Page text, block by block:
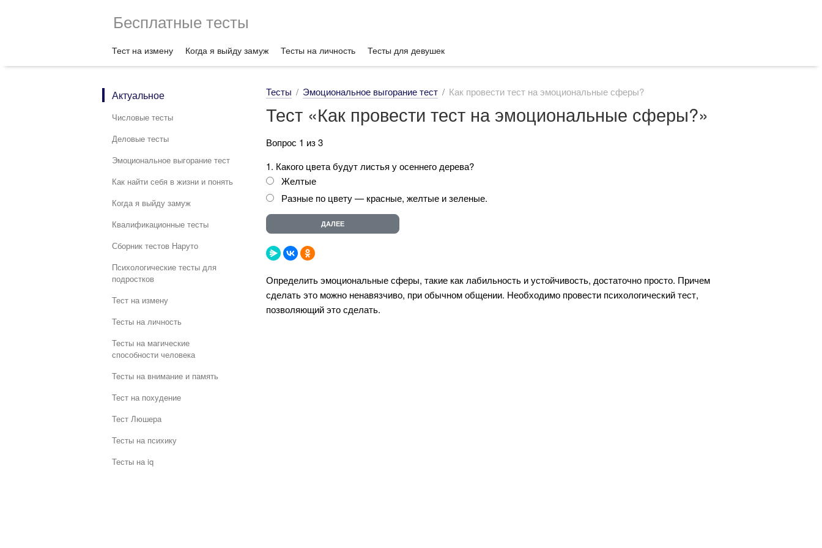
Бесплатные тесты
Тест на измену Когда я выйду замуж Тесты на личность Тесты для девушек
Актуальное
Числовые тесты
Деловые тесты
Эмоциональное выгорание тест
Как найти себя в жизни и понять
Когда я выйду замуж
Квалификационные тесты
Сборник тестов Наруто
Психологические тесты для
подростков
Тест на измену
Тесты на личность
Тесты на магические
способности человека
Тесты на внимание и память
Тест на похудение
Тест Люшера
Тесты на психику
Тесты на iq
Тесты Эмоциональное выгорание тест Как провести тест на эмоциональные сферы?
Тест «Как провести тест на эмоциональные сферы?»
Вопрос 1 из 3
1. Какого цвета будут листья у осеннего дерева?
Желтые
Разные по цвету — красные, желтые и зеленые.
Определить эмоциональные сферы, такие как лабильность и устойчивость, достаточно просто. Причем
сделать это можно ненавязчиво, при обычном общении. Необходимо провести психологический тест,
позволяющий это сделать.